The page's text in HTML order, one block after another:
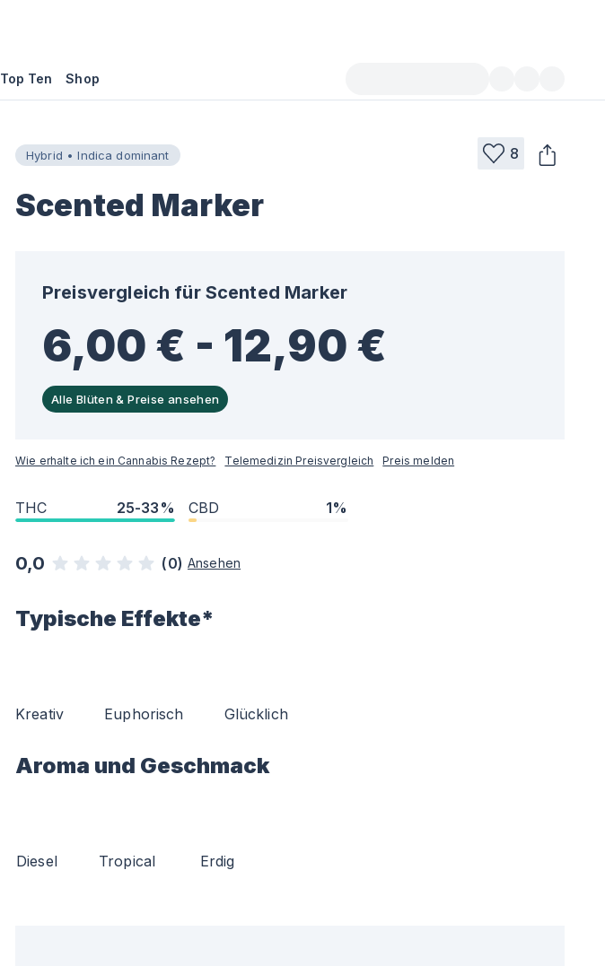
Top Ten Shop
Hybrid • Indica dominant 8
Scented Marker
Preisvergleich für Scented Marker
6,00 € - 12,90 €
Alle Blüten & Preise ansehen
Wie erhalte ich ein Cannabis Rezept? Telemedizin Preisvergleich Preis melden
THC 25-33% CBD 1%
0,0 (0) Ansehen
Typische Effekte*
Kreativ Euphorisch Glücklich
Aroma und Geschmack
Diesel Tropical Erdig